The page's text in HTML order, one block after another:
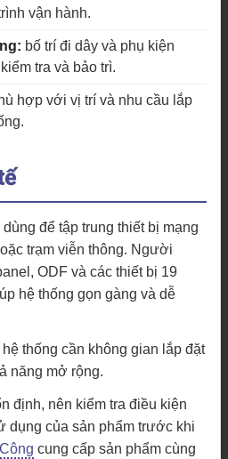
vận hành.
bố trí đi dây và phụ kiện
tra và bảo trì.
hợp với vị trí và nhu cầu lắp
để tập trung thiết bị mạng
trạm viễn thông. Người
ODF và các thiết bị 19
hệ thống gọn gàng và dễ
thống cần không gian lắp đặt
năng mở rộng.
định, nên kiểm tra điều kiện
dụng của sản phẩm trước khi
cung cấp sản phẩm cùng